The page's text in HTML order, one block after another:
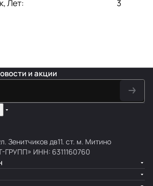
Лет:
3
и акции
Зенитчиков дв11. ст. м. Митино
ГРУПП» ИНН: 6311160760